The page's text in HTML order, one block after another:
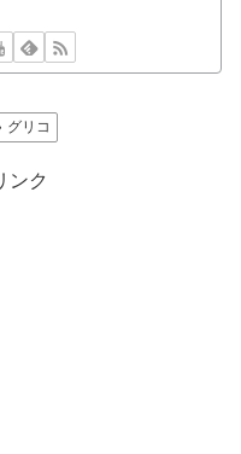
グリコ
ンク